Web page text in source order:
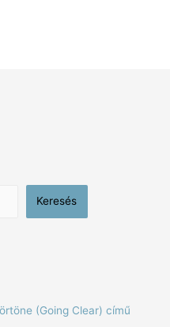
Keresés
(Going Clear) című